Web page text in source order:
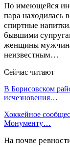
По имеющейся
пара находилась
спиртные
бывшими
женщины
неизвестным…
Сейчас читают
В Борисовском
исчезновения…
Хоккейное
Монументу…
На почве